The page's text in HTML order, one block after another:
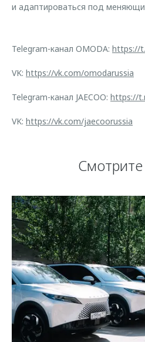
и адаптироваться под
Telegram-канал OMODA: https://
VK: https://vk.com/omodarussia
Telegram-канал JAECOO: https://
VK: https://vk.com/jaecoorussia